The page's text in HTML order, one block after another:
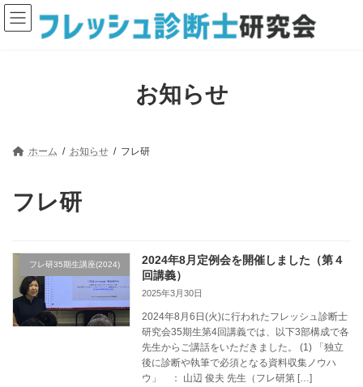
コ
ン
テ
ナ
ビ
ゲ
お知らせ
ホーム お知らせ フレ研
フレ研
フレ研35期生講座(2024)
2024年8月定例会を開催しました（第４
回講義）
2025年3月30日
2024年8月6日(火)に行われたフレッシュ診断士
研究会35期生第4回講義では、以下3部構成で各
先生からご講話をいただきました。 (1) 「独立
後に診断や執筆で必須となる資料収集ノウハ
ウ」 ： 山辺 俊夫 先生（フレ研第 […]